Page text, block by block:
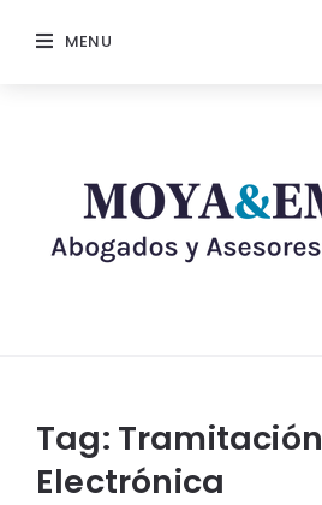
MENU
Tag: Tramitación
Electrónica